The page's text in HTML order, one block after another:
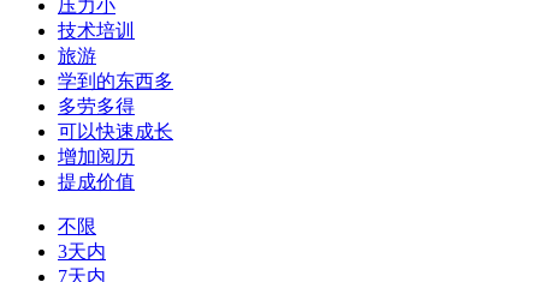
压力小
技术培训
旅游
学到的东西多
多劳多得
可以快速成长
增加阅历
提成价值
不限
3天内
7天内